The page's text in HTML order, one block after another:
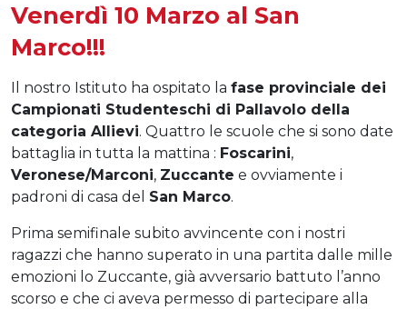
Venerdì 10 Marzo al San
Marco!!!
Il nostro Istituto ha ospitato la fase provinciale dei
Campionati Studenteschi di Pallavolo della
categoria Allievi. Quattro le scuole che si sono date
battaglia in tutta la mattina : Foscarini,
Veronese/Marconi, Zuccante e ovviamente i
padroni di casa del San Marco.
Prima semifinale subito avvincente con i nostri
ragazzi che hanno superato in una partita dalle mille
emozioni lo Zuccante, già avversario battuto l’anno
scorso e che ci aveva permesso di partecipare alla